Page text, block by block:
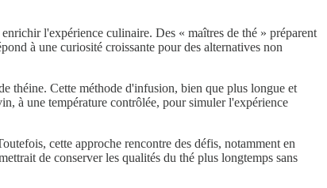
l'expérience culinaire. Des « maîtres de thé » préparent
à une curiosité croissante pour des alternatives non
théine. Cette méthode d'infusion, bien que plus longue et
à une température contrôlée, pour simuler l'expérience
cette approche rencontre des défis, notamment en
de conserver les qualités du thé plus longtemps sans